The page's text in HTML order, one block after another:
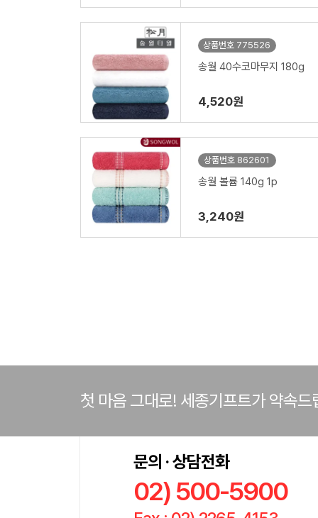
상품번호 775526
송월 40수코마무지 180g
4,520원
상품번호 862601
송월 볼륨 140g 1p
3,240원
첫 마음 그대로! 세종기프트가 약속드
문의 · 상담전화
02) 500-5900